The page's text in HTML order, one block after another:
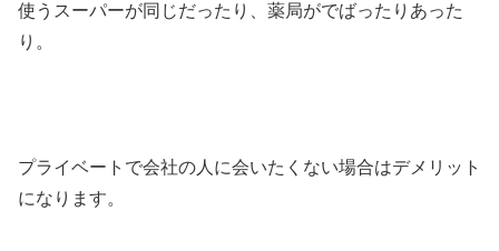
使うスーパーが同じだったり、薬局がでばったりあった
り。
プライベートで会社の人に会いたくない場合はデメリット
になります。